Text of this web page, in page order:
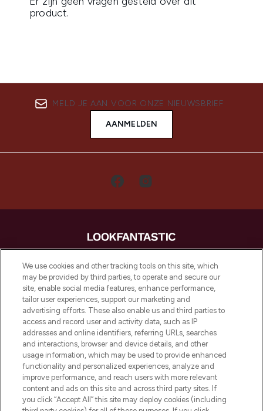
MELD JE AAN VOOR ONZE NIEUWSBRIEF
AANMELDEN
LOOKFANTASTIC is de ultieme online
beautybestemming van Europa, met de
beste huidverzorging, haarproducten en
make-up van meer dan 200 topmerken.
Shop online of via de app, met gratis
verzending vanaf €40.
Cookie-toestemming
Do Not Sell or Share My Personal
Information
HELP & INFORMATIE
We use cookies and other tracking tools on this site, which
may be provided by third parties, to operate and secure our
site, enable social media features, enhance performance,
tailor user experiences, support our marketing and
advertising efforts. These also enable us and third parties to
access and record user and activity data, such as IP
addresses and online identifiers, referring URLs, searches
and interactions, browser and device details, and other
usage information, which may be used to provide enhanced
functionality and personalized experiences, analyze and
improve performance, and reach users with more relevant
content and ads on this site and across third party sites. If
you click “Accept All” this site may deploy cookies (including